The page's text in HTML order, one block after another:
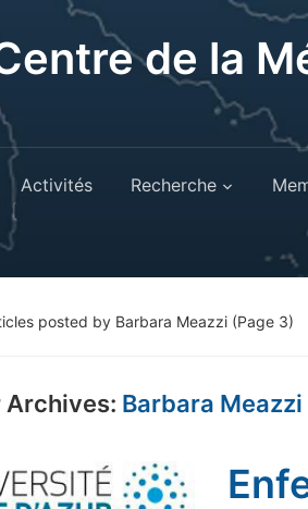
de la
Activités Recherche
posted by Barbara Meazzi (Page 3)
Archives: Barbara Meazzi